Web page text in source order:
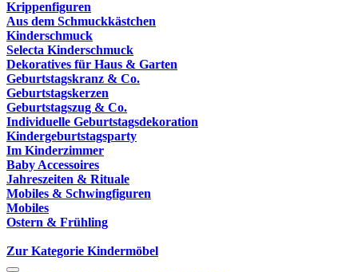
Krippenfiguren
Aus dem Schmuckkästchen
Kinderschmuck
Selecta Kinderschmuck
Dekoratives für Haus & Garten
Geburtstagskranz & Co.
Geburtstagskerzen
Geburtstagszug & Co.
Individuelle Geburtstagsdekoration
Kindergeburtstagsparty
Im Kinderzimmer
Baby Accessoires
Jahreszeiten & Rituale
Mobiles & Schwingfiguren
Mobiles
Ostern & Frühling
Zur Kategorie Kindermöbel